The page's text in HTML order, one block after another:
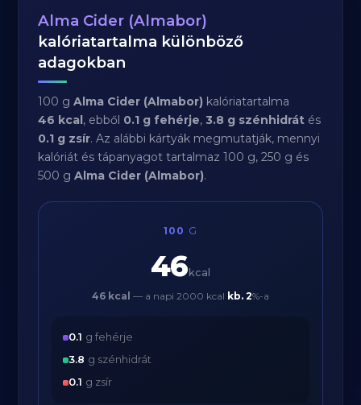
Alma Cider (Almabor)
kalóriatartalma különböző
adagokban
100 gAlma Cider (Almabor) kalóriatartalma
46 kcal, ebből 0.1 g fehérje,3.8 g szénhidrát és
0.1 g zsír. Az alábbi kártyák megmutatják, mennyi
kalóriát és tápanyagot tartalmaz 100 g, 250 g és
500 gAlma Cider (Almabor).
100 G
46 kcal
46 kcal — a napi 2000 kcal kb. 2%-a
0.1 g fehérje
3.8 g szénhidrát
0.1 g zsír